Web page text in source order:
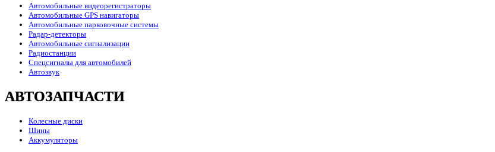
Автомобильные видеорегистраторы
Автомобильные GPS навигаторы
Автомобильные парковочные системы
Радар-детекторы
Автомобильные сигнализации
Радиостанции
Спецсигналы для автомобилей
Автозвук
АВТОЗАПЧАСТИ
Колесные диски
Шины
Аккумуляторы